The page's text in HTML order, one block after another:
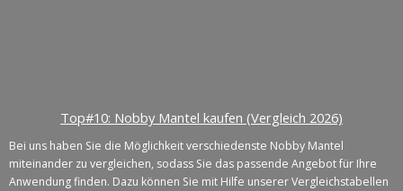
Top#10: Nobby Mantel kaufen (Vergleich 2026)
Bei uns haben Sie die Möglichkeit verschiedenste Nobby Mantel
miteinander zu vergleichen, sodass Sie das passende Angebot für Ihre
Anwendung finden. Dazu können Sie mit Hilfe unserer Vergleichstabellen